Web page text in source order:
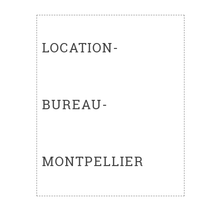
LOCATION-
BUREAU-
MONTPELLIER